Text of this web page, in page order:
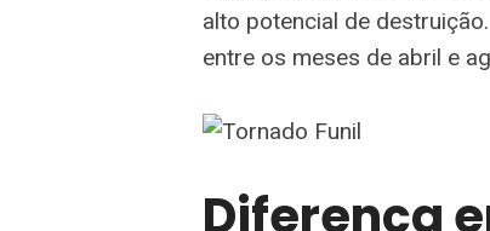
alto potencial de
entre os meses de abril e
Diferença